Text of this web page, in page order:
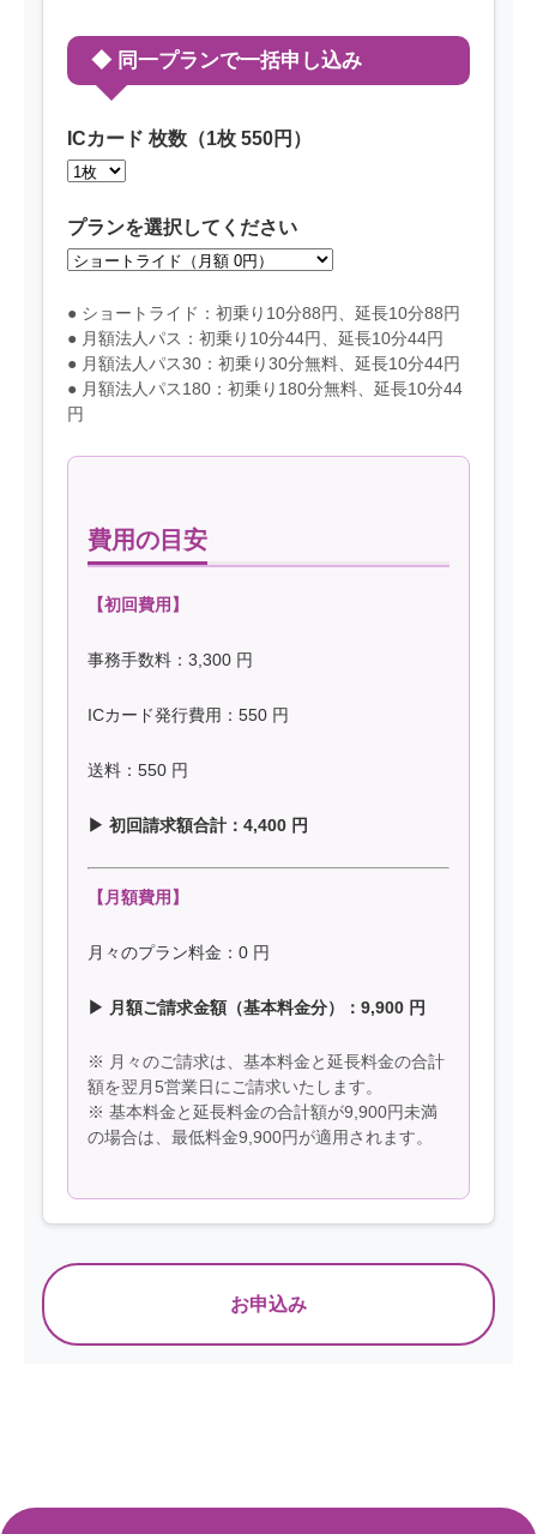
◆ 同一プランで一括申し込み
ICカード 枚数（1枚 550円）
プランを選択してください
● ショートライド：初乗り10分88円、延長10分88円
● 月額法人パス：初乗り10分44円、延長10分44円
● 月額法人パス30：初乗り30分無料、延長10分44円
● 月額法人パス180：初乗り180分無料、延長10分44
円
費用の目安
【初回費用】
事務手数料：3,300 円
ICカード発行費用： 550 円
送料：550 円
▶ 初回請求額合計： 4,400 円
【月額費用】
月々のプラン料金： 0 円
▶ 月額ご請求金額（基本料金分）： 9,900 円
※ 月々のご請求は、基本料金と延長料金の合計
額を翌月5営業日にご請求いたします。
※ 基本料金と延長料金の合計額が9,900円未満
の場合は、最低料金9,900円が適用されます。
お申込み